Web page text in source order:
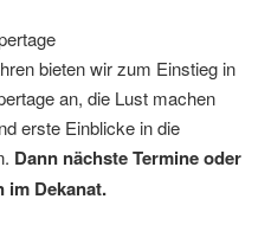
bieten wir zum Einstieg in
an, die Lust machen
erste Einblicke in die
Dann nächste Termine oder
im Dekanat.